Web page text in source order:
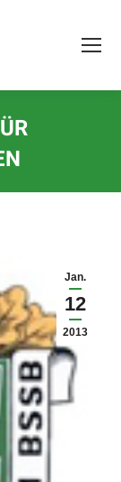
Jan.
12
2013